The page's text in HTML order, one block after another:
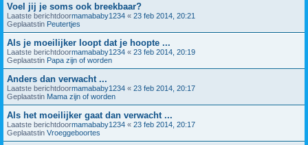
Voel jij je soms ook breekbaar?
Laatste berichtdoormamababy1234 « 23 feb 2014, 20:21
Geplaatstin Peutertjes
Als je moeilijker loopt dat je hoopte ...
Laatste berichtdoormamababy1234 « 23 feb 2014, 20:19
Geplaatstin Papa zijn of worden
Anders dan verwacht ...
Laatste berichtdoormamababy1234 « 23 feb 2014, 20:17
Geplaatstin Mama zijn of worden
Als het moeilijker gaat dan verwacht ...
Laatste berichtdoormamababy1234 « 23 feb 2014, 20:17
Geplaatstin Vroeggeboortes